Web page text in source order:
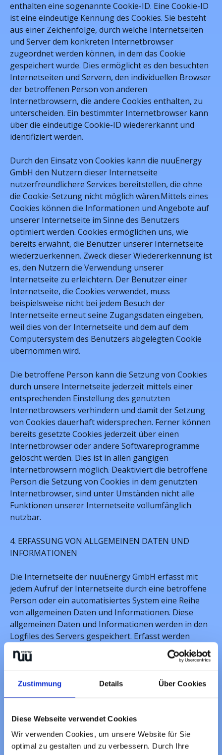
Zustimmung Details Über Cookies
Diese Webseite verwendet Cookies
Wir verwenden Cookies, um unsere Website für Sie
optimal zu gestalten und zu verbessern. Durch Ihre
enthalten eine sogenannte Cookie-ID. Eine Cookie-ID
ist eine eindeutige Kennung des Cookies. Sie besteht
aus einer Zeichenfolge, durch welche Internetseiten
und Server dem konkreten Internetbrowser
zugeordnet werden können, in dem das Cookie
gespeichert wurde. Dies ermöglicht es den besuchten
Internetseiten und Servern, den individuellen Browser
der betroffenen Person von anderen
Internetbrowsern, die andere Cookies enthalten, zu
unterscheiden. Ein bestimmter Internetbrowser kann
über die eindeutige Cookie-ID wiedererkannt und
identifiziert werden.
Durch den Einsatz von Cookies kann die nuuEnergy
GmbH den Nutzern dieser Internetseite
nutzerfreundlichere Services bereitstellen, die ohne
die Cookie-Setzung nicht möglich wären.Mittels eines
Cookies können die Informationen und Angebote auf
unserer Internetseite im Sinne des Benutzers
optimiert werden. Cookies ermöglichen uns, wie
bereits erwähnt, die Benutzer unserer Internetseite
wiederzuerkennen. Zweck dieser Wiedererkennung ist
es, den Nutzern die Verwendung unserer
Internetseite zu erleichtern. Der Benutzer einer
Internetseite, die Cookies verwendet, muss
beispielsweise nicht bei jedem Besuch der
Internetseite erneut seine Zugangsdaten eingeben,
weil dies von der Internetseite und dem auf dem
Computersystem des Benutzers abgelegten Cookie
übernommen wird.
Die betroffene Person kann die Setzung von Cookies
durch unsere Internetseite jederzeit mittels einer
entsprechenden Einstellung des genutzten
Internetbrowsers verhindern und damit der Setzung
von Cookies dauerhaft widersprechen. Ferner können
bereits gesetzte Cookies jederzeit über einen
Internetbrowser oder andere Softwareprogramme
gelöscht werden. Dies ist in allen gängigen
Internetbrowsern möglich. Deaktiviert die betroffene
Person die Setzung von Cookies in dem genutzten
Internetbrowser, sind unter Umständen nicht alle
Funktionen unserer Internetseite vollumfänglich
nutzbar.
4. ERFASSUNG VON ALLGEMEINEN DATEN UND
INFORMATIONEN
Die Internetseite der nuuEnergy GmbH erfasst mit
jedem Aufruf der Internetseite durch eine betroffene
Person oder ein automatisiertes System eine Reihe
von allgemeinen Daten und Informationen. Diese
allgemeinen Daten und Informationen werden in den
Logfiles des Servers gespeichert. Erfasst werden
können die
(1) verwendeten Browsertypen und Versionen,
(2) das vom zugreifenden System verwendete
Betriebssystem,
(3) die Internetseite, von welcher ein zugreifendes
Referrer),
(4) die Unterwebseiten, welche über ein zugreifendes
System auf unserer Internetseite angesteuert